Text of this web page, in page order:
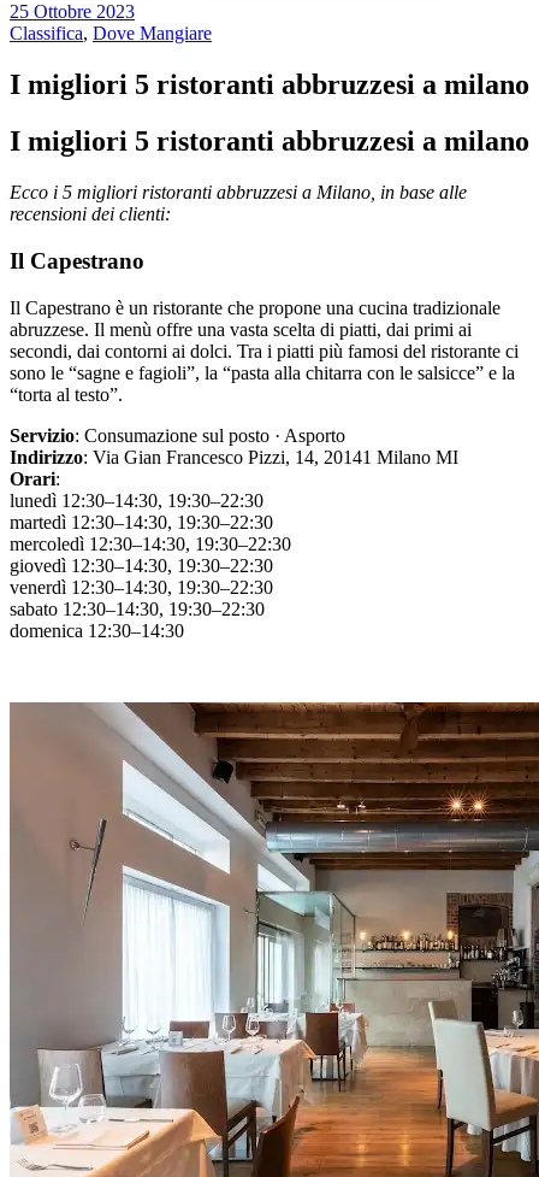
25 Ottobre 2023
Classifica, Dove Mangiare
I migliori 5 ristoranti abbruzzesi a milano
I migliori 5 ristoranti abbruzzesi a milano
Ecco i 5 migliori ristoranti abbruzzesi a Milano, in base alle
recensioni dei clienti:
Il Capestrano
Il Capestrano è un ristorante che propone una cucina tradizionale
abruzzese. Il menù offre una vasta scelta di piatti, dai primi ai
secondi, dai contorni ai dolci. Tra i piatti più famosi del ristorante ci
sono le “sagne e fagioli”, la “pasta alla chitarra con le salsicce” e la
“torta al testo”.
Servizio: Consumazione sul posto · Asporto
Indirizzo: Via Gian Francesco Pizzi, 14, 20141 Milano MI
Orari:
lunedì 12:30–14:30, 19:30–22:30
martedì 12:30–14:30, 19:30–22:30
mercoledì 12:30–14:30, 19:30–22:30
giovedì 12:30–14:30, 19:30–22:30
venerdì 12:30–14:30, 19:30–22:30
sabato 12:30–14:30, 19:30–22:30
domenica 12:30–14:30